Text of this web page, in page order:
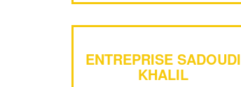
ENTREPRISE SADOUDI
KHALIL